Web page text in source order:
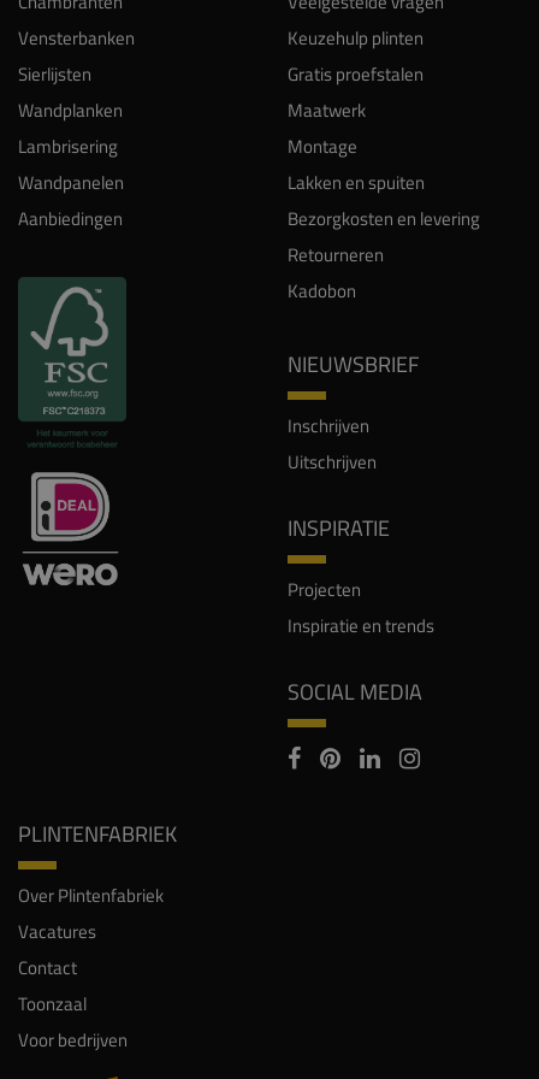
Vensterbanken
Sierlijsten
Wandplanken
Lambrisering
Wandpanelen
Aanbiedingen
Keuzehulp plinten
Gratis proefstalen
Maatwerk
Montage
Lakken en spuiten
Bezorgkosten en levering
Retourneren
Kadobon
NIEUWSBRIEF
Inschrijven
Uitschrijven
INSPIRATIE
Projecten
Inspiratie en trends
SOCIAL MEDIA
PLINTENFABRIEK
Over Plintenfabriek
Vacatures
Contact
Toonzaal
Voor bedrijven